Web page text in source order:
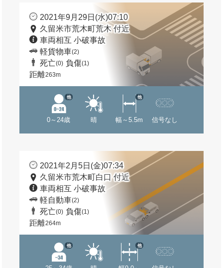
2021年9月29日(水)07:10
久留米市荒木町荒木 付近
車両相互 小破事故
軽貨物車(2)
死亡(0) 負傷(1)
距離263m
0～24歳
他
晴 幅～5.5m
他
信号なし
2021年2月5日(金)07:34
久留米市荒木町白口 付近
車両相互 小破事故
軽自動車(2)
死亡(0) 負傷(1)
距離264m
他 他